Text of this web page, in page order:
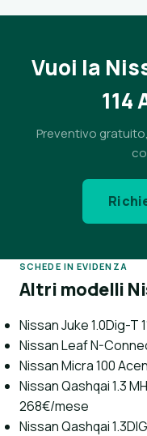
Vuoi la
114
Preventivo
SCHEDE IN EVIDENZA
Altri modelli
Nissan Juke 1.0Dig-T
Nissan Leaf N-
Nissan Micra 100
Nissan Qashqai 1.3
268€/mese
Nissan Qashqai